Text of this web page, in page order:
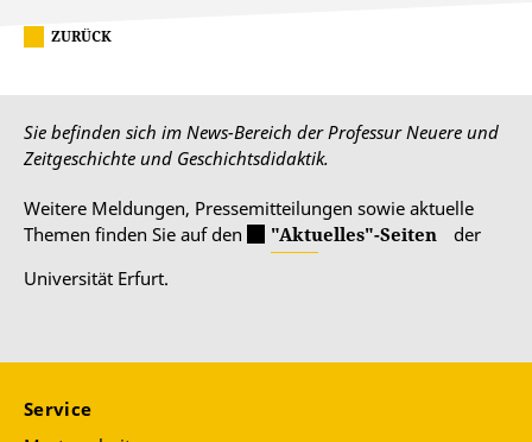
ZURÜCK
Sie befinden sich im News-Bereich der Professur Neuere und
Zeitgeschichte und Geschichtsdidaktik.
Weitere Meldungen, Pressemitteilungen sowie aktuelle
Themen finden Sie auf den
"Aktuelles"-Seiten
der
Universität Erfurt.
Service